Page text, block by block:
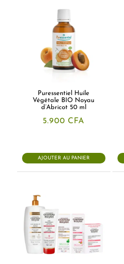
Puressentiel Huile
Végétale BIO Noyau
d’Abricot 50 ml
5.900 CFA
AJOUTER AU PANIER